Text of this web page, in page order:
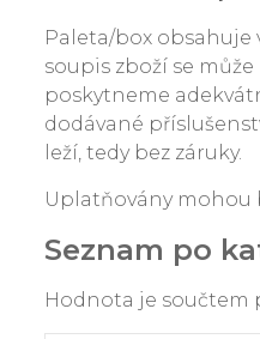
Paleta/box obsahuje
soupis zboží se
poskytneme
dodávané
leží, tedy bez záruky.
Uplatňovány mohou
Seznam po
Hodnota je součtem